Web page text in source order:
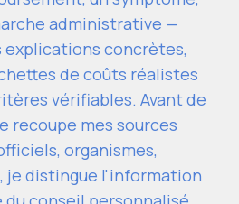
administrative —
explications concrètes,
de coûts réalistes
vérifiables. Avant de
recoupe mes sources
organismes,
je distingue l'information